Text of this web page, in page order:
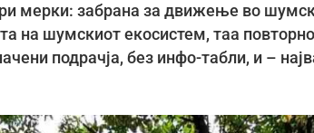
мерки: забрана за движење во
на шумскиот екосистем, таа
подрачја, без инфо-табли, и –